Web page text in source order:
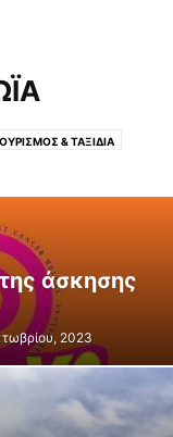
& ΤΑΞΊΔΙΑ
άσκησης
2023